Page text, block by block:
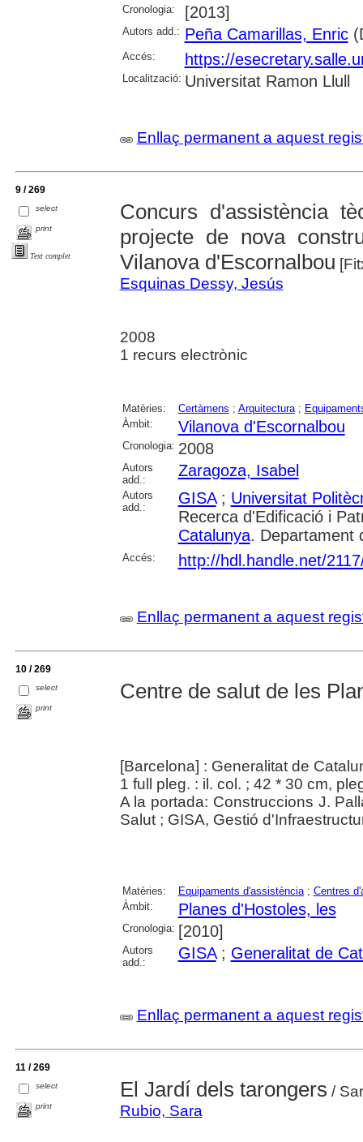
Cronologia: [2013]
Autors add.: Peña Camarillas, Enric
Accés: https://
Localització: Universitat Ramon Llull
Enllaç permanent a aquest
9 / 269
select
print
Text complet
Concurs d'assistència
projecte de nova
Vilanova d'Escornalbou
Esquinas Dessy, Jesús
2008
1 recurs electrònic
Matèries: Certàmens ; Arquitectura;
Àmbit:
Vilanova d'Escornalbou
Cronologia: 2008
Autors
add.:
Zaragoza, Isabel
Autors
add.:
GISA; Universitat
Recerca d'Edificació i
Catalunya. Departament
Accés: http://hdl.handle.net/
Enllaç permanent a aquest
10 / 269
select
print
Centre de salut de les
[Barcelona] : Generalitat de
1 full pleg. : il. col. ; 42 * 30 cm,
A la portada: Construccions J.
Salut ; GISA, Gestió
Matèries: Equipaments d'assistència; Centres
Àmbit:
Planes d'Hostoles, les
Cronologia: [2010]
Autors
add.:
GISA; Generalitat de
Enllaç permanent a aquest
11 / 269
select
print
El Jardí dels tarongers /
Rubio, Sara